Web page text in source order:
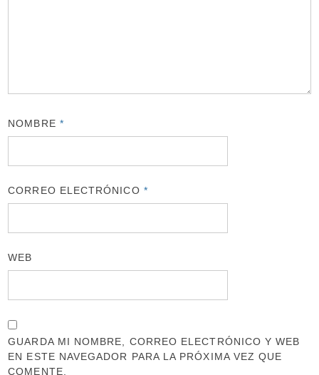
NOMBRE *
CORREO ELECTRÓNICO *
WEB
GUARDA MI NOMBRE, CORREO ELECTRÓNICO Y WEB
EN ESTE NAVEGADOR PARA LA PRÓXIMA VEZ QUE
COMENTE.